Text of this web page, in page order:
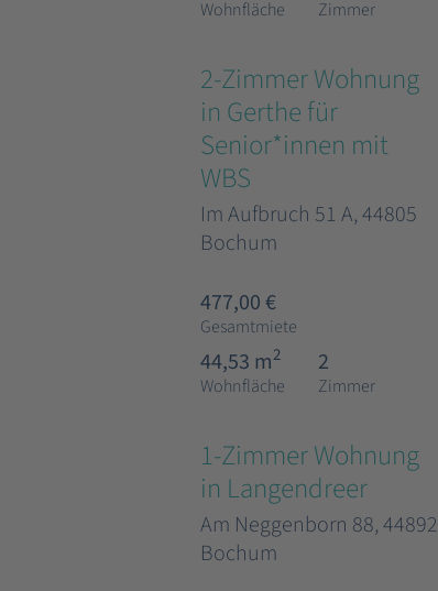
Wohnfläche Zimmer
2-Zimmer Wohnung
in Gerthe für
Senior*innen mit
WBS
Im Aufbruch 51 A, 44805
Bochum
477,00 €
Gesamtmiete
44,53 m2
Wohnfläche
2
Zimmer
1-Zimmer Wohnung
in Langendreer
Am Neggenborn 88, 44892
Bochum